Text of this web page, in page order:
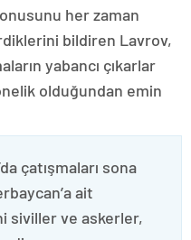
her zaman
bildiren Lavrov,
yabancı çıkarlar
olduğundan emin
çatışmaları sona
ait
siviller ve askerler,